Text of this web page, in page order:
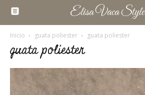
Elisa Vaca Style
Inicio guata poliester guata poliester
guata poliester